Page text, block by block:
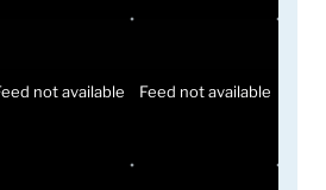
not available Feed not available